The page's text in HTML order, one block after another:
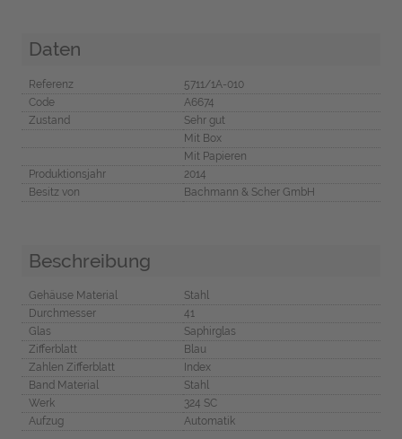
Daten
Referenz
5711/1A-010
Code
A6674
Zustand
Sehr gut
Mit Box
Mit Papieren
Produktionsjahr
2014
Besitz von
Bachmann & Scher GmbH
Beschreibung
Gehäuse Material
Stahl
Durchmesser
41
Glas
Saphirglas
Zifferblatt
Blau
Zahlen Zifferblatt
Index
Band Material
Stahl
Werk
324 SC
Aufzug
Automatik